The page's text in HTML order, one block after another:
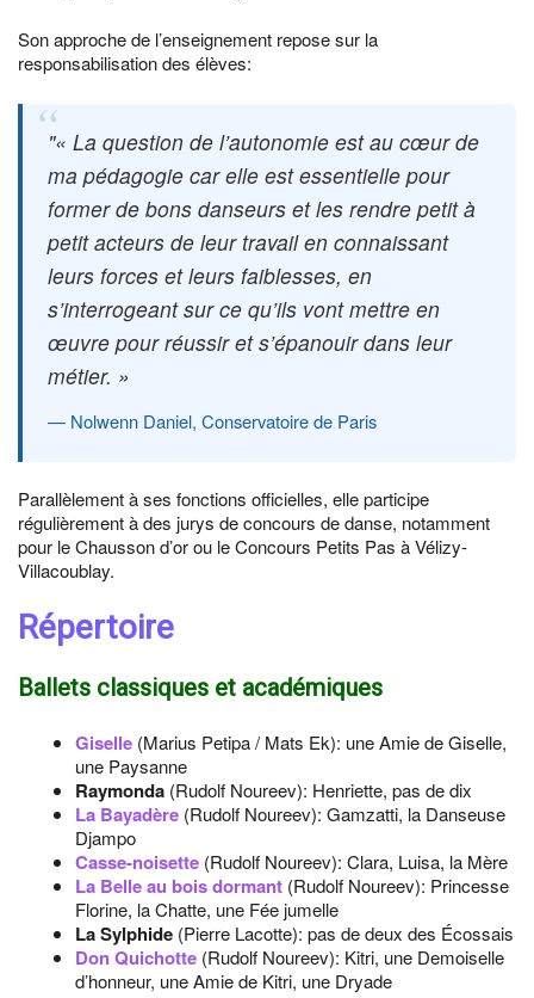
Son approche de l’enseignement repose sur la
responsabilisation des élèves:
« La question de l’autonomie est au cœur de
ma pédagogie car elle est essentielle pour
former de bons danseurs et les rendre petit à
petit acteurs de leur travail en connaissant
leurs forces et leurs faiblesses, en
s’interrogeant sur ce qu’ils vont mettre en
œuvre pour réussir et s’épanouir dans leur
métier. »
Nolwenn Daniel, Conservatoire de Paris
Parallèlement à ses fonctions officielles, elle participe
régulièrement à des jurys de concours de danse, notamment
pour le Chausson d’or ou le Concours Petits Pas à Vélizy-
Villacoublay.
Répertoire
Ballets classiques et académiques
Giselle (Marius Petipa / Mats Ek): une Amie de Giselle,
une Paysanne
Raymonda (Rudolf Noureev): Henriette, pas de dix
La Bayadère (Rudolf Noureev): Gamzatti, la Danseuse
Djampo
Casse-noisette (Rudolf Noureev): Clara, Luisa, la Mère
La Belle au bois dormant (Rudolf Noureev): Princesse
Florine, la Chatte, une Fée jumelle
La Sylphide (Pierre Lacotte): pas de deux des Écossais
Don Quichotte (Rudolf Noureev): Kitri, une Demoiselle
d’honneur, une Amie de Kitri, une Dryade